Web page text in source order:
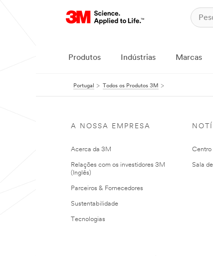
Produtos Indústrias Marcas
Portugal Todos os Produtos 3M
A NOSSA EMPRESA
Acerca da 3M
Relações com os investidores 3M
(Inglês)
Parceiros & Fornecedores
Sustentabilidade
Tecnologias
Centro
Sala